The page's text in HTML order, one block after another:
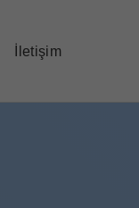
İletişim